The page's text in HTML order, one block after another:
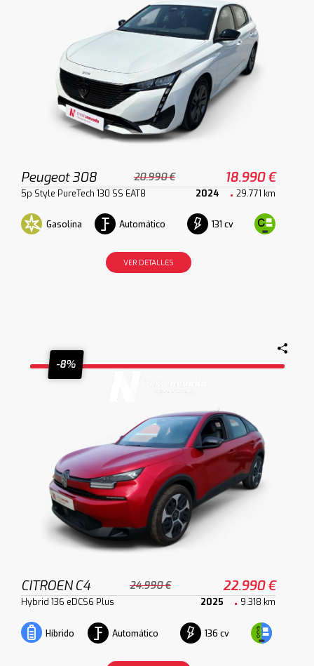
Peugeot 308 20.990 € 18.990 €
5p Style PureTech 130 SS EAT8 2024 29.771 km
Gasolina Automático 131 cv
VER DETALLES
-8%
CITROEN C4 24.990 € 22.990 €
Hybrid 136 eDCS6 Plus 2025 9.318 km
Híbrido Automático 136 cv